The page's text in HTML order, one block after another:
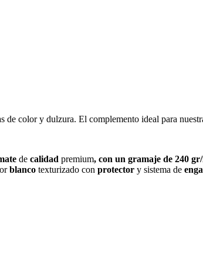
color y dulzura. El complemento ideal para
de calidad premium, con un gramaje de 240
blanco texturizado con protector y sistema de